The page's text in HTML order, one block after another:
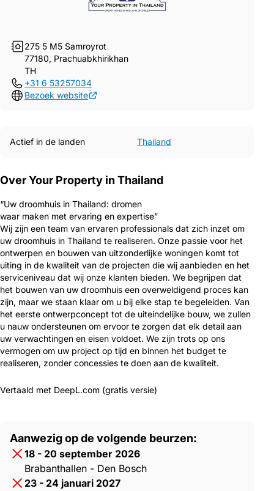
275 5 M5 Samroyrot
77180, Prachuabkhirikhan
TH
+31 6 53257034
Bezoek website
Actief in de landen Thailand
Over Your Property in Thailand
“Uw droomhuis in Thailand: dromen
waar maken met ervaring en expertise”
Wij zijn een team van ervaren professionals dat zich inzet om
uw droomhuis in Thailand te realiseren. Onze passie voor het
ontwerpen en bouwen van uitzonderlijke woningen komt tot
uiting in de kwaliteit van de projecten die wij aanbieden en het
serviceniveau dat wij onze klanten bieden. We begrijpen dat
het bouwen van uw droomhuis een overweldigend proces kan
zijn, maar we staan klaar om u bij elke stap te begeleiden. Van
het eerste ontwerpconcept tot de uiteindelijke bouw, we zullen
u nauw ondersteunen om ervoor te zorgen dat elk detail aan
uw verwachtingen en eisen voldoet. We zijn trots op ons
vermogen om uw project op tijd en binnen het budget te
realiseren, zonder concessies te doen aan de kwaliteit.
Vertaald met DeepL.com (gratis versie)
Aanwezig op de volgende beurzen:
18 - 20 september 2026
Brabanthallen - Den Bosch
23 - 24 januari 2027